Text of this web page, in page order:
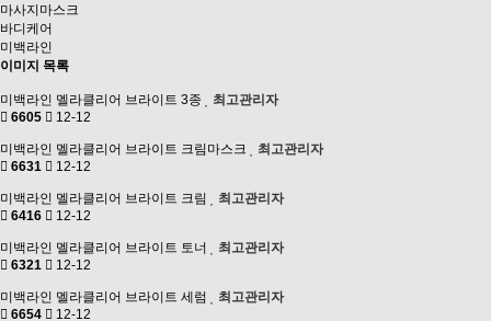
마사지마스크
바디케어
미백라인
이미지 목록
미백라인 멜라클리어 브라이트 3종
최고관리자
6605
12-12
미백라인 멜라클리어 브라이트 크림마스크
최고관리자
6631
12-12
미백라인 멜라클리어 브라이트 크림
최고관리자
6416
12-12
미백라인 멜라클리어 브라이트 토너
최고관리자
6321
12-12
미백라인 멜라클리어 브라이트 세럼
최고관리자
6654
12-12